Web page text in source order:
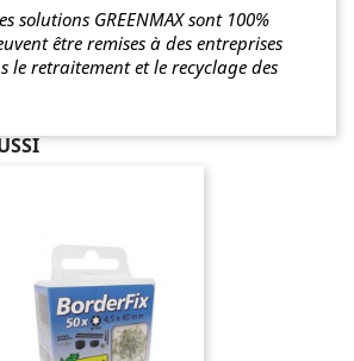
solutions GREENMAX sont 100%
être remises à des entreprises
le retraitement et le recyclage des